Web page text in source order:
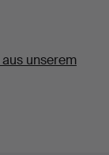
unserem